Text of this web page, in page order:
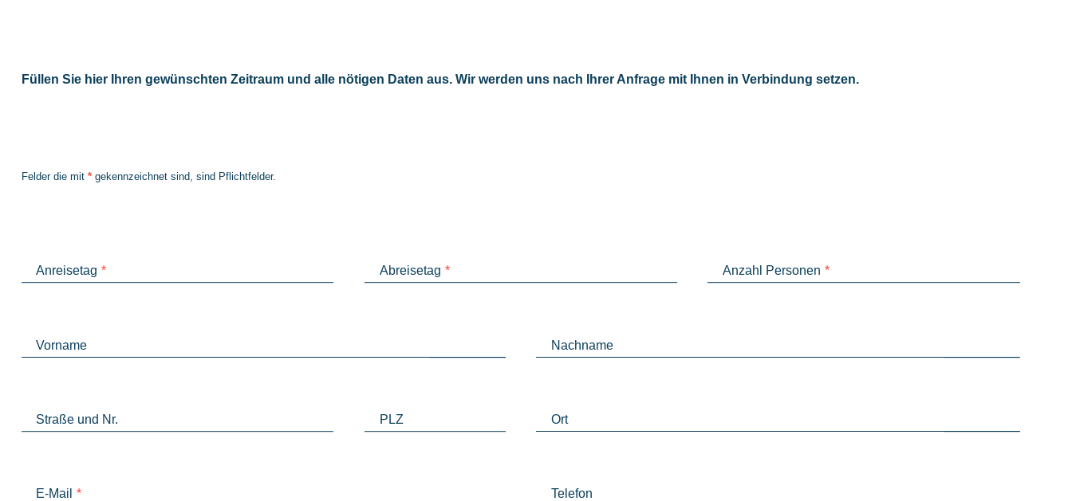
Füllen Sie hier Ihren gewünschten Zeitraum und alle nötigen Daten aus. Wir werden uns nach Ihrer Anfrage mit Ihnen in Verbindung setzen.
Felder die mit *gekennzeichnet sind, sind Pflichtfelder.
Anreisetag * Abreisetag * Anzahl Personen *
Vorname Nachname
Straße und Nr. PLZ Ort
E-Mail * Telefon